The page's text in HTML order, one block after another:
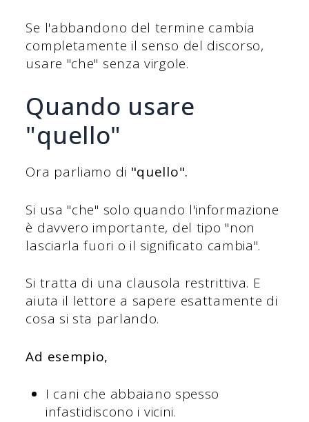
Se l'abbandono del termine cambia
completamente il senso del discorso,
usare "che" senza virgole.
Quando usare
"quello"
Ora parliamo di "quello".
Si usa "che" solo quando l'informazione
è davvero importante, del tipo "non
lasciarla fuori o il significato cambia".
Si tratta di una clausola restrittiva. E
aiuta il lettore a sapere esattamente di
cosa si sta parlando.
Ad esempio,
I cani che abbaiano spesso
infastidiscono i vicini.